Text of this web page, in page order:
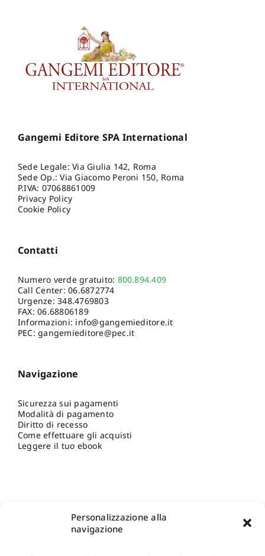
Personalizzazione alla
navigazione
Gangemi Editore SPA International
Sede Legale: Via Giulia 142, Roma
Sede Op.: Via Giacomo Peroni 150, Roma
P.IVA: 07068861009
Privacy Policy
Cookie Policy
Contatti
Numero verde gratuito: 800.894.409
Call Center:06.6872774
Urgenze:348.4769803
FAX: 06.68806189
Informazioni: info@gangemieditore.it
PEC: gangemieditore@pec.it
Navigazione
Sicurezza sui pagamenti
Modalità di pagamento
Diritto di recesso
Come effettuare gli acquisti
Leggere il tuo ebook